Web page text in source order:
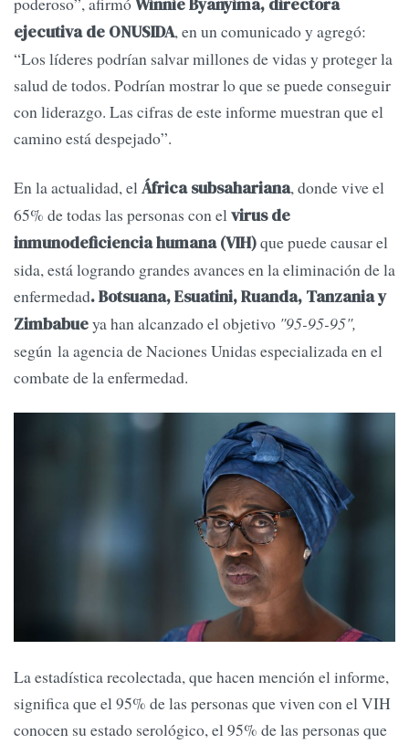
Winnie Byanyima, directora
ejecutiva de ONUSIDA, en un comunicado y agregó:
“Los líderes podrían salvar millones de vidas y proteger la
salud de todos. Podrían mostrar lo que se puede conseguir
con liderazgo. Las cifras de este informe muestran que el
camino está despejado”.
En la actualidad, elÁfrica subsahariana, donde vive el
65% de todas las personas con elvirus de
inmunodeficiencia humana (VIH)que puede causar el
sida, está logrando grandes avances en la eliminación de la
enfermedad. Botsuana, Esuatini, Ruanda, Tanzania y
Zimbabueya han alcanzado el objetivo "95-95-95",
según la agencia de Naciones Unidas especializada en el
combate de la enfermedad.
La estadística recolectada, que hacen mención el informe,
significa que el 95% de las personas que viven con el VIH
conocen su estado serológico, el 95% de las personas que